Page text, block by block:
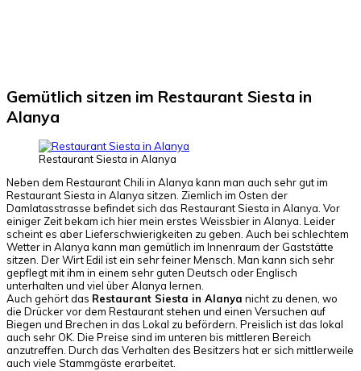
Gemütlich sitzen im Restaurant Siesta in
Alanya
Restaurant Siesta in Alanya
Neben dem Restaurant Chili in Alanya kann man auch sehr gut im
Restaurant Siesta in Alanya sitzen. Ziemlich im Osten der
Damlatasstrasse befindet sich das Restaurant Siesta in Alanya. Vor
einiger Zeit bekam ich hier mein erstes Weissbier in Alanya. Leider
scheint es aber Lieferschwierigkeiten zu geben. Auch bei schlechtem
Wetter in Alanya kann man gemütlich im Innenraum der Gaststätte
sitzen. Der Wirt Edil ist ein sehr feiner Mensch. Man kann sich sehr
gepflegt mit ihm in einem sehr guten Deutsch oder Englisch
unterhalten und viel über Alanya lernen.
Auch gehört das Restaurant Siesta in Alanya nicht zu denen, wo
die Drücker vor dem Restaurant stehen und einen Versuchen auf
Biegen und Brechen in das Lokal zu befördern. Preislich ist das lokal
auch sehr OK. Die Preise sind im unteren bis mittleren Bereich
anzutreffen. Durch das Verhalten des Besitzers hat er sich mittlerweile
auch viele Stammgäste erarbeitet.